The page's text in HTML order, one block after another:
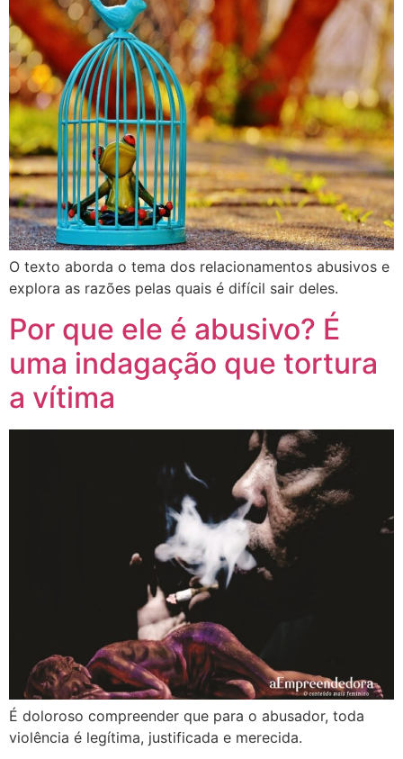
O texto aborda o tema dos relacionamentos abusivos e
explora as razões pelas quais é difícil sair deles.
Por que ele é abusivo? É
uma indagação que tortura
a vítima
É doloroso compreender que para o abusador, toda
violência é legítima, justificada e merecida.